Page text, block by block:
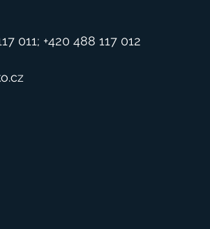
011; +420 488 117 012